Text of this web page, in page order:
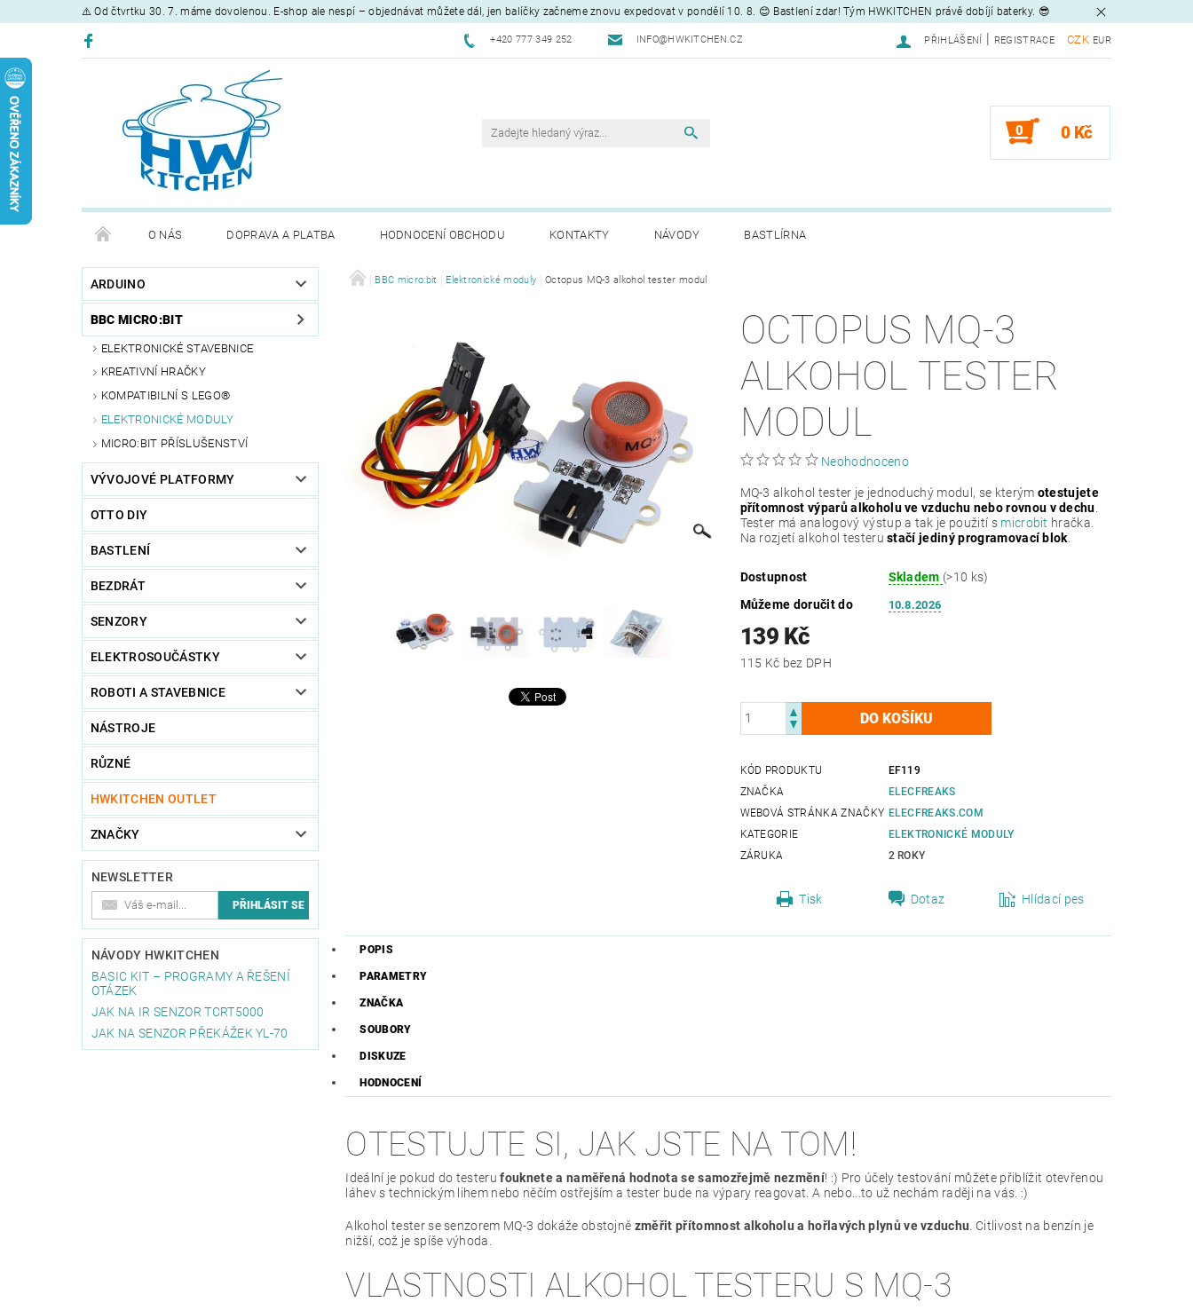
⚠️ Od čtvrtku 30. 7. máme dovolenou. E-shop ale nespí – objednávat můžete dál, jen balíčky začneme znovu expedovat v pondělí 10. 8. 😊 Bastlení zdar! Tým HWKITCHEN právě dobíjí baterky. 😎
+420 777 349 252 INFO@HWKITCHEN.CZ CZK EUR
PŘIHLÁŠENÍ REGISTRACE
0 0 Kč
O NÁS DOPRAVA A PLATBA HODNOCENÍ OBCHODU KONTAKTY NÁVODY BASTLÍRNA
ARDUINO
BBC MICRO:BIT
ELEKTRONICKÉ STAVEBNICE
KREATIVNÍ HRAČKY
KOMPATIBILNÍ S LEGO®
ELEKTRONICKÉ MODULY
MICRO:BIT PŘÍSLUŠENSTVÍ
VÝVOJOVÉ PLATFORMY
OTTO DIY
BASTLENÍ
BEZDRÁT
SENZORY
ELEKTROSOUČÁSTKY
ROBOTI A STAVEBNICE
NÁSTROJE
RŮZNÉ
HWKITCHEN OUTLET
ZNAČKY
NEWSLETTER
NÁVODY HWKITCHEN
BASIC KIT – PROGRAMY A ŘEŠENÍ
OTÁZEK
JAK NA IR SENZOR TCRT5000
JAK NA SENZOR PŘEKÁŽEK YL-70
BBC micro:bit Elektronické moduly Octopus MQ-3 alkohol tester modul
OCTOPUS MQ-3
ALKOHOL TESTER
MODUL
Neohodnoceno
MQ-3 alkohol tester je jednoduchý modul, se kterým otestujete
přítomnost výparů alkoholu ve vzduchu nebo rovnou v dechu
Tester má analogový výstup a tak je použití s microbit hračka.
Na rozjetí alkohol testerustačí jediný programovací blok
Dostupnost Skladem (>10 ks)
Můžeme doručit do
10.8.2026
139 Kč
115 Kč bez DPH
KÓD PRODUKTU
EF119
ZNAČKA
ELECFREAKS
WEBOVÁ STRÁNKA ZNAČKY ELECFREAKS.COM
KATEGORIE
ELEKTRONICKÉ MODULY
ZÁRUKA
2 ROKY
Tisk Dotaz Hlídací pes
POPIS
PARAMETRY
ZNAČKA
SOUBORY
DISKUZE
HODNOCENÍ
OTESTUJTE SI, JAK JSTE NA TOM!
Ideální je pokud do testerufouknete a naměřená hodnota se samozřejmě nezmění! :) Pro účely testování můžete přiblížit otevřenou
láhev s technickým lihem nebo něčím ostřejším a tester bude na výpary reagovat. A nebo...to už nechám raději na vás. :)
Alkohol tester se senzorem MQ-3 dokáže obstojně změřit přítomnost alkoholu a hořlavých plynů ve vzduchu . Citlivost na benzín je
nižší, což je spíše výhoda.
VLASTNOSTI ALKOHOL TESTERU S MQ-3